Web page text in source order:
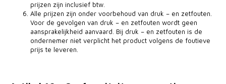
prijzen zijn inclusief btw.
Alle prijzen zijn onder voorbehoud van druk – en zetfouten.
Voor de gevolgen van druk – en zetfouten wordt geen
aansprakelijkheid aanvaard. Bij druk – en zetfouten is de
ondernemer niet verplicht het product volgens de foutieve
prijs te leveren.